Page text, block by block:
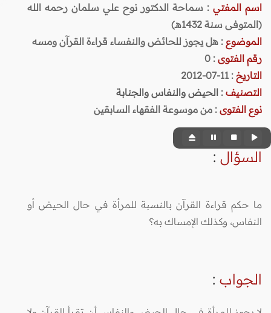
اسم المفتي : سماحة الدكتور نوح علي سلمان رحمه الله
(المتوفى سنة 1432هـ)
الموضوع : هل يجوز للحائض والنفساء قراءة القرآن ومسه
رقم الفتوى :
0
التاريخ : 11-07-2012
التصنيف : الحيض والنفاس والجنابة
نوع الفتوى : من موسوعة الفقهاء السابقين
السؤال :
ما حكم قراءة القرآن بالنسبة للمرأة في حال الحيض أو
النفاس، وكذلك الإمساك به؟
الجواب :